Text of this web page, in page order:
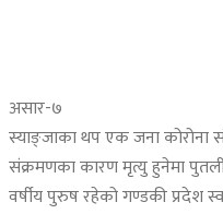
असार-७
स्याङ्जाका थप एक जना कोरोना
संक्रमणका कारण मृत्यु हुनेमा
वर्षीय पुरुष रहेको गण्डकी प्रदेश